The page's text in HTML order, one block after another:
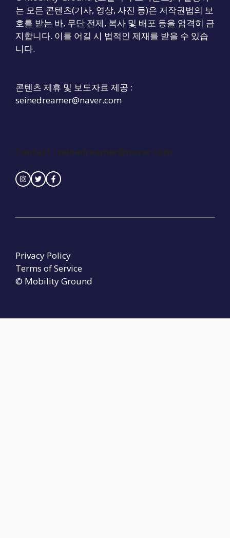
는 모든 콘텐츠(기사, 영상, 사진 등)은 저작권법의 보
호를 받는 바, 무단 전제, 복사 및 배포 등을 엄격히 금
지합니다. 이를 어길 시 법적인 제재를 받을 수 있습
니다.
콘텐츠 제휴 및 보도자료 제공 :
seinedreamer@naver.com
Contact : seinedreamer@naver.com
© Mobility Ground
Privacy Policy
Terms of Service